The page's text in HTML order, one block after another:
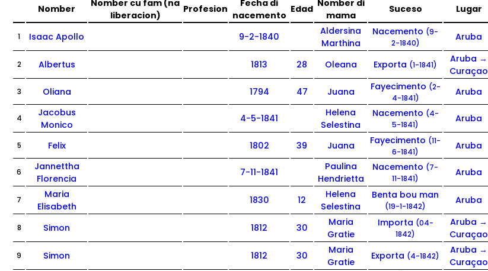
Nomber
Nomber cu fam (na
liberacion)
Profesion
Fecha di
nacemento
Edad Nomber di
mama
Suceso Lugar
1 Isaac Apollo 9-2-1840
Aldersina
Marthina
Nacemento (9-
2-1840)
Aruba
2 Albertus 1813 28 Oleana Exporta (1-1841)
Aruba →
Curaçao
3 Oliana 1794 47 Juana Fayecimento (2-
4-1841)
Aruba
4
Jacobus
Monico
4-5-1841
Helena
Selestina
Nacemento (4-
5-1841)
Aruba
5 Felix 1802 39 Juana Fayecimento (11-
6-1841)
Aruba
6
Jannettha
Florencia
7-11-1841
Paulina
Hendrietta
Nacemento (7-
11-1841)
Aruba
7
Maria
Elisabeth
1830 12
Helena
Selestina
Benta bou man
(19-1-1842)
Aruba
8 Simon 1812 30
Maria
Gratie
Importa (04-
1842)
Aruba →
Curaçao
9 Simon 1812 30
Maria
Gratie
Exporta (4-1842)
Aruba →
Curaçao